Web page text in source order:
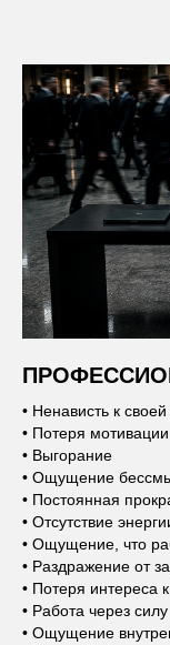
• Ненависть к
• Потеря мотивации
• Выгорание
• Ощущение
• Постоянная
• Отсутствие
• Ощущение, что
• Раздражение от
• Потеря интереса
• Работа через силу
• Ощущение